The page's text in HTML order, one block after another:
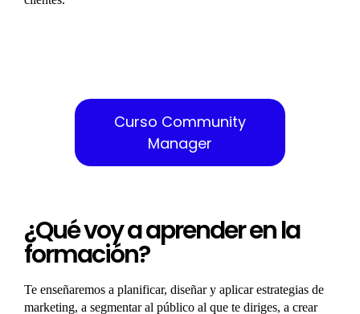
Curso Community
Manager
¿Qué voy a aprender en la
formación?
Te enseñaremos a planificar, diseñar y aplicar estrategias de
marketing, a segmentar al público al que te diriges, a crear